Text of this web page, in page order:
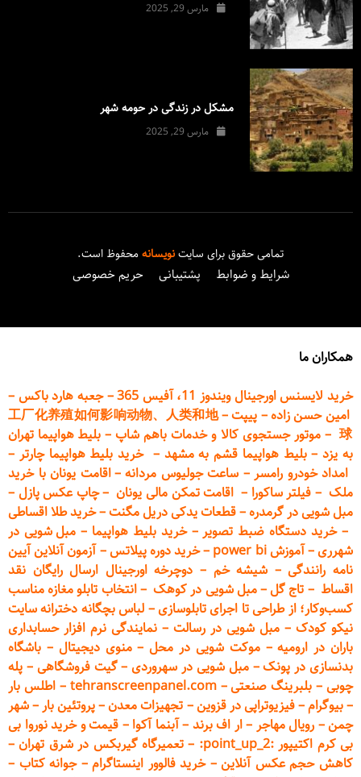
مارس 29, 2025
مشکل در زندگی در حومه شهر
مارس 29, 2025
تمامی حقوق برای سایتنویسانهمحفوظ است.
شرایط و ضوابط پشتیبانی حریم خصوصی
همکاران ما
خرید لایسنس اورجینال ویندوز 11، آفیس 365
–جعبه هارد باکس –
امین حسن زاده– پیپت–
工厂化养殖如何影响动物、人类和地
球
– موتور جستجوی کالا و خدمات باهم شاپ– بلیط هواپیما تهران
به یزد–بلیط هواپیما قشم به مشهد –خرید بلیط هواپیما چارتر –
امداد خودرو رامسر– ساعت جولیوس مردانه–اقامت یونان با خرید
ملک – فیلتر ساکورا – اقامت تمکن مالی یونان –چاپ عکس پازل –
مبل شویی در گرمدره–قطعاتیدکی دریل مگنت–خرید طلا اقساطی
–خرید دستگاه ضبط تصویر–خرید بلیط هواپیما –مبل شویی در
شهرری–آموزش power bi –خرید دورهپیلاتس–آزمون آنلاین آیین
نامه رانندگی– شیشه خم – دوچرخه اورجینال ارسال رایگان نقد
اقساط – تاج گل–مبل شویی در کوهک–انتخاب تابلو مغازه مناسب
کسب‌وکار؛ از طراحی تا اجرای تابلوسازی– لباس بچگانه دخترانه سایت
نیکو کودک – مبل شویی در رسالت – نمایندگی نرم افزار حسابداری
باران در ارومیه–موکت شویی در محل–منوی دیجیتال – باشگاه
بدنسازی در پونک–مبل شویی در سهروردی–گیت فروشگاهی – پله
چوبی – بلبرینگ صنعتی–
tehranscreenpanel.com
–اطلس بار
–بیوگرام–فیزیوتراپی در قزوین– تجهیزات معدن–پروتئین بار–شهر
چمن– رویال مهاجر –ار اف برند –آبنما آکوا – قیمت و خرید نوروا بی
بی کرم اکتیپور :point_up_2:
– تعمیرگاه گیربکس در شرق تهران–
کاهش حجم عکس آنلاین–خرید فالوور اینستاگرام–جوانه کتاب –